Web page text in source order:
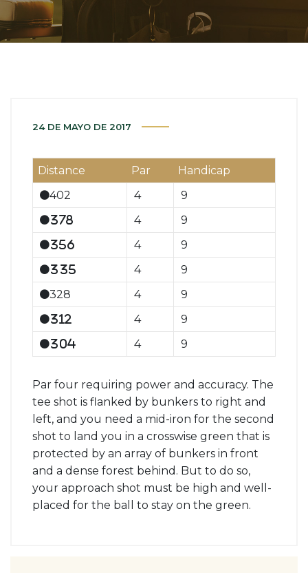
24 DE MAYO DE 2017
Distance Par
Handicap
402
4 9
378 4 9
356 4 9
335 4
9
328
4 9
312 4 9
304 4 9
Par four requiring power and accuracy. The
tee shot is flanked by bunkers to right and
left, and you need a mid-iron for the second
shot to land you in a crosswise green that is
protected by an array of bunkers in front
and a dense forest behind. But to do so,
your approach shot must be high and well-
placed for the ball to stay on the green.